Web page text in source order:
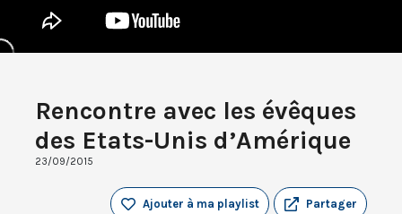
Rencontre avec les évêques
des Etats-Unis d’Amérique
23/09/2015
Partager
Ajouter à ma playlist